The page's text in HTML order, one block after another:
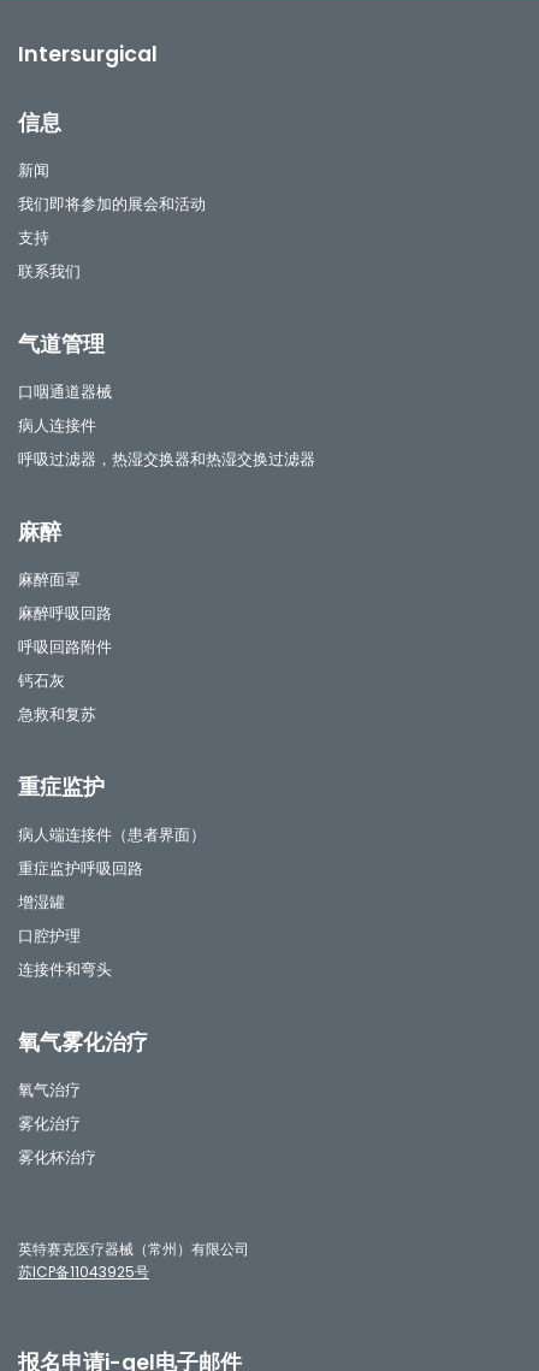
Intersurgical
信息
新闻
我们即将参加的展会和活动
支持
联系我们
气道管理
口咽通道器械
病人连接件
呼吸过滤器，热湿交换器和热湿交换过滤器
麻醉
麻醉面罩
麻醉呼吸回路
呼吸回路附件
钙石灰
急救和复苏
重症监护
病人端连接件（患者界面）
重症监护呼吸回路
增湿罐
口腔护理
连接件和弯头
氧气雾化治疗
氧气治疗
雾化治疗
雾化杯治疗
英特赛克医疗器械（常州）有限公司
苏ICP备11043925号
报名申请i-gel电子邮件